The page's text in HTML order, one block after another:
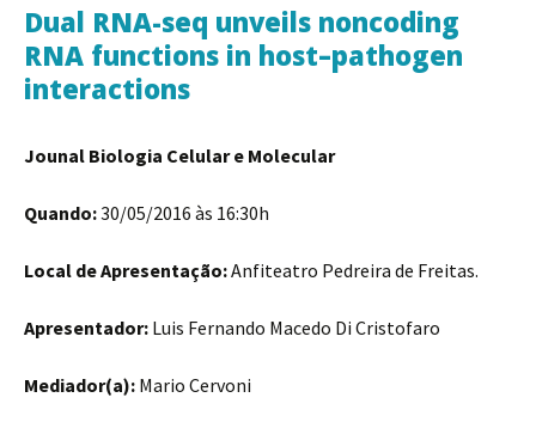
Dual RNA-seq unveils noncoding
RNA functions in host–pathogen
interactions
Jounal Biologia Celular e Molecular
Quando:30/05/2016 às 16:30h
Local de Apresentação:Anfiteatro Pedreira de Freitas.
Apresentador: Luis Fernando Macedo Di Cristofaro
Mediador(a): Mario Cervoni